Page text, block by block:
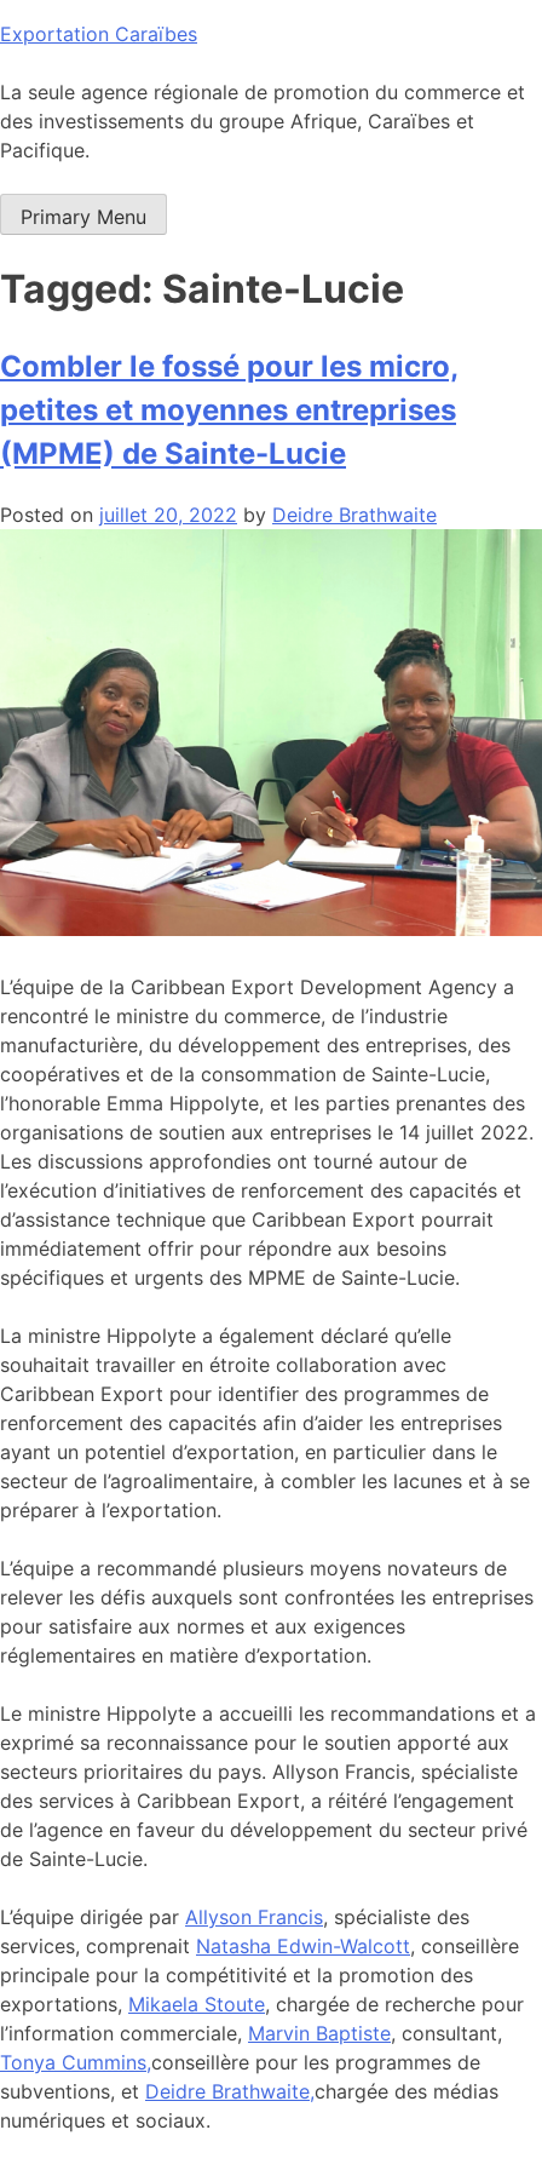
Skip
content
Exportation Caraïbes
La seule agence régionale de promotion du commerce et
des investissements du groupe Afrique, Caraïbes et
Pacifique.
Primary Menu
Tagged: Sainte-Lucie
Combler le fossé pour les micro,
petites et moyennes entreprises
(MPME) de Sainte-Lucie
Posted on juillet 20, 2022 by Deidre Brathwaite
L’équipe de la Caribbean Export Development Agency a
rencontré le ministre du commerce, de l’industrie
manufacturière, du développement des entreprises, des
coopératives et de la consommation de Sainte-Lucie,
l’honorable Emma Hippolyte, et les parties prenantes des
organisations de soutien aux entreprises le 14 juillet 2022.
Les discussions approfondies ont tourné autour de
l’exécution d’initiatives de renforcement des capacités et
d’assistance technique que Caribbean Export pourrait
immédiatement offrir pour répondre aux besoins
spécifiques et urgents des MPME de Sainte-Lucie.
La ministre Hippolyte a également déclaré qu’elle
souhaitait travailler en étroite collaboration avec
Caribbean Export pour identifier des programmes de
renforcement des capacités afin d’aider les entreprises
ayant un potentiel d’exportation, en particulier dans le
secteur de l’agroalimentaire, à combler les lacunes et à se
préparer à l’exportation.
L’équipe a recommandé plusieurs moyens novateurs de
relever les défis auxquels sont confrontées les entreprises
pour satisfaire aux normes et aux exigences
réglementaires en matière d’exportation.
Le ministre Hippolyte a accueilli les recommandations et a
exprimé sa reconnaissance pour le soutien apporté aux
secteurs prioritaires du pays. Allyson Francis, spécialiste
des services à Caribbean Export, a réitéré l’engagement
de l’agence en faveur du développement du secteur privé
de Sainte-Lucie.
L’équipe dirigée par Allyson Francis, spécialiste des
services, comprenait Natasha Edwin-Walcott, conseillère
principale pour la compétitivité et la promotion des
exportations, Mikaela Stoute, chargée de recherche pour
l’information commerciale, Marvin Baptiste, consultant,
Tonya Cummins,conseillère pour les programmes de
subventions, et Deidre Brathwaite,chargée des médias
numériques et sociaux.